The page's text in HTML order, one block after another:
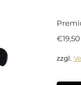
€19,50
zzgl.